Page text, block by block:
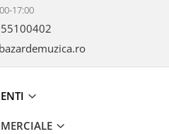
17:00